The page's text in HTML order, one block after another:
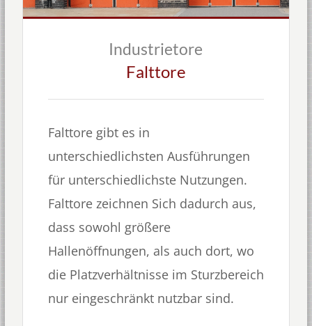
Industrietore
Falttore
Falttore gibt es in
unterschiedlichsten Ausführungen
für unterschiedlichste Nutzungen.
Falttore zeichnen Sich dadurch aus,
dass sowohl größere
Hallenöffnungen, als auch dort, wo
die Platzverhältnisse im Sturzbereich
nur eingeschränkt nutzbar sind.